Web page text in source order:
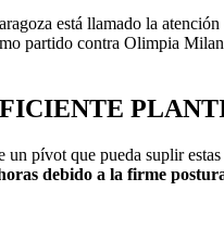
está llamado la
partido contra Olimpia
pívot que pueda suplir
debido a la firme